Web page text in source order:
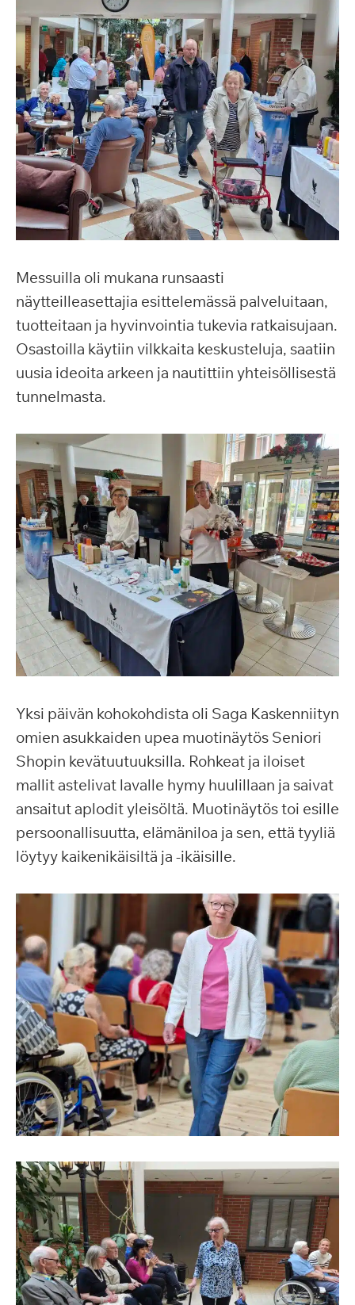
Messuilla oli mukana runsaasti
näytteilleasettajia esittelemässä palveluitaan,
tuotteitaan ja hyvinvointia tukevia ratkaisujaan.
Osastoilla käytiin vilkkaita keskusteluja, saatiin
uusia ideoita arkeen ja nautittiin yhteisöllisestä
tunnelmasta.
Yksi päivän kohokohdista oli Saga Kaskenniityn
omien asukkaiden upea muotinäytös Seniori
Shopin kevätuutuuksilla. Rohkeat ja iloiset
mallit astelivat lavalle hymy huulillaan ja saivat
ansaitut aplodit yleisöltä. Muotinäytös toi esille
persoonallisuutta, elämäniloa ja sen, että tyyliä
löytyy kaikenikäisiltä ja -ikäisille.